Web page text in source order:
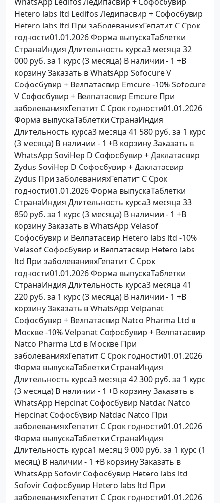
Hetero labs ltd Ledifos Ледипасвир + Софосбувир
Hetero labs ltd При заболеванияхГепатит C Срок
годности01.01.2026 Форма выпускаТаблетки
СтранаИндия Длительность курса3 месяца 32
000 руб. за 1 курс (3 месяца) В наличии - 1 +В
корзину Заказать в WhatsApp Sofocure V
Софосбувир + Велпатасвир Emcure -10% Sofocure
V Софосбувир + Велпатасвир Emcure При
заболеванияхГепатит C Срок годности01.01.2026
Форма выпускаТаблетки СтранаИндия
Длительность курса3 месяца 41 580 руб. за 1 курс
(3 месяца) В наличии - 1 +В корзину Заказать в
WhatsApp SoviHep D Софосбувир + Даклатасвир
Zydus SoviHep D Софосбувир + Даклатасвир
Zydus При заболеванияхГепатит C Срок
годности01.01.2026 Форма выпускаТаблетки
СтранаИндия Длительность курса3 месяца 33
850 руб. за 1 курс (3 месяца) В наличии - 1 +В
корзину Заказать в WhatsApp Velasof
Софосбувир и Велпатасвир Hetero labs ltd -10%
Velasof Софосбувир и Велпатасвир Hetero labs
ltd При заболеванияхГепатит C Срок
годности01.01.2026 Форма выпускаТаблетки
СтранаИндия Длительность курса3 месяца 41
220 руб. за 1 курс (3 месяца) В наличии - 1 +В
корзину Заказать в WhatsApp Velpanat
Софосбувир + Велпатасвир Natco Pharma Ltd в
Москве -10% Velpanat Софосбувир + Велпатасвир
Natco Pharma Ltd в Москве При
заболеванияхГепатит C Срок годности01.01.2026
Форма выпускаТаблетки СтранаИндия
Длительность курса3 месяца 42 300 руб. за 1 курс
(3 месяца) В наличии - 1 +В корзину Заказать в
WhatsApp Hepcinat Софосбувир Natdac Natco
Hepcinat Софосбувир Natdac Natco При
заболеванияхГепатит C Срок годности01.01.2026
Форма выпускаТаблетки СтранаИндия
Длительность курса1 месяц 9 000 руб. за 1 курс (1
месяц) В наличии - 1 +В корзину Заказать в
WhatsApp Sofovir Софосбувир Hetero labs ltd
Sofovir Софосбувир Hetero labs ltd При
заболеванияхГепатит C Срок годности01.01.2026